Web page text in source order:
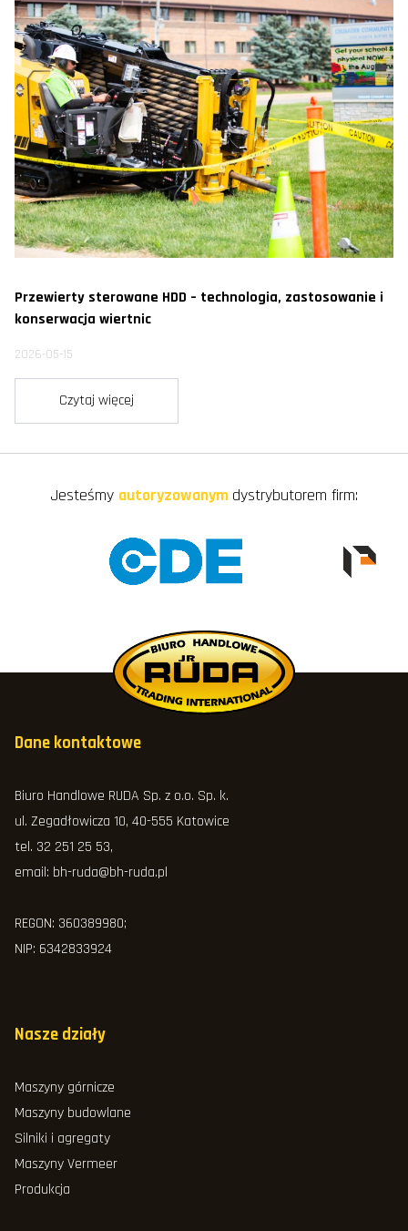
Przewierty sterowane HDD – technologia, zastosowanie i
konserwacja wiertnic
2026-05-15
Czytaj więcej
Jesteśmy autoryzowanym dystrybutorem firm:
Dane kontaktowe
Biuro Handlowe RUDA Sp. z o.o. Sp. k.
ul. Zegadłowicza 10, 40-555 Katowice
tel. 32 251 25 53,
email: bh-ruda@bh-ruda.pl
REGON: 360389980;
NIP: 6342833924
Nasze działy
Maszyny górnicze
Maszyny budowlane
Silniki i agregaty
Maszyny Vermeer
Produkcja